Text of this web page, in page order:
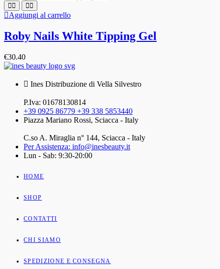
Aggiungi al carrello
Roby Nails White Tipping Gel
€30.40
Ines Distribuzione di Vella Silvestro
P.Iva: 01678130814
+39 0925 86779 +39 338 5853440
Piazza Mariano Rossi, Sciacca - Italy
C.so A. Miraglia n° 144, Sciacca - Italy
Per Assistenza: info@inesbeauty.it
Lun - Sab: 9:30-20:00
HOME
SHOP
CONTATTI
CHI SIAMO
SPEDIZIONE E CONSEGNA